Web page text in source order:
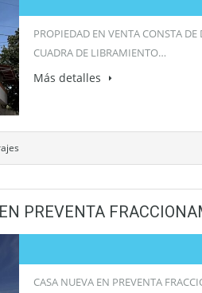
PROPIEDAD EN VENTA CONSTA
CUADRA DE LIBRAMIENTO…
Más detalles
PREVENTA
CASA NUEVA EN PREVENTA